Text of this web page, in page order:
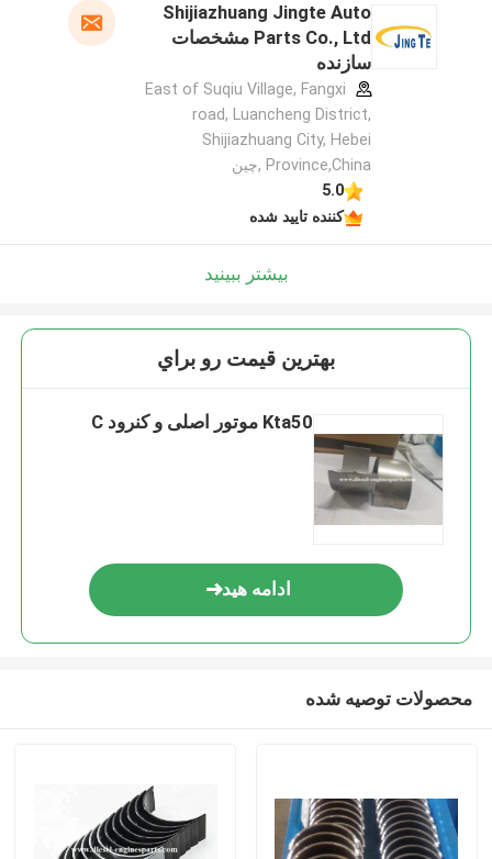
Shijiazhuang Jingte Auto
Parts Co., Ltd مشخصات
سازنده
East of Suqiu Village, Fangxi
road, Luancheng District,
Shijiazhuang City, Hebei
Province,China ,چین
5.0
کننده تایید شده
بیشتر ببینید
بهترين قيمت رو براي
Kta50 موتور اصلی و کنرود C
ادامه هید
محصولات توصیه شده